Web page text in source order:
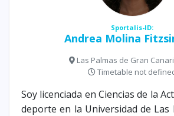
Sportalis-ID:
Andrea Molina
Las Palmas de Gran
Timetable not
Soy licenciada en Ciencias de la
deporte en la Universidad de Las